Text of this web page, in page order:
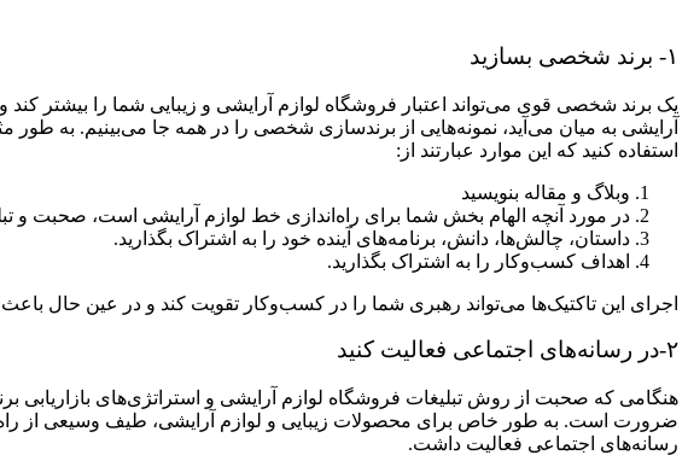
۱- برند شخصی بسازید
یک برند شخصی قوی می‌تواند اعتبار فروشگاه لوازم آرایشی و زیبایی شما را بیشتر
آرایشی به میان می‌آید، نمونه‌هایی از برندسازی شخصی را در همه جا می‌بینیم. به طور
استفاده کنید که این موارد عبارتند از:
وبلاگ و مقاله بنویسید
در مورد آنچه الهام بخش شما برای راه‌اندازی خط لوازم آرایشی است، صحبت و
داستان، چالش‌ها، دانش، برنامه‌های آینده خود را به اشتراک بگذارید.
اهداف کسب‌و‌کار را به اشتراک بگذارید.
اجرای این تاکتیک‌ها می‌تواند رهبری شما را در کسب‌و‌کار تقویت کند و در عین حال
۲-در رسانه‌های اجتماعی فعالیت کنید
هنگامی ‌که صحبت از روش تبلیغات فروشگاه لوازم آرایشی و استراتژی‌های بازاریابی
ضرورت است. به طور خاص برای محصولات زیبایی و لوازم آرایشی، طیف وسیعی از
رسانه‌های اجتماعی فعالیت داشت.